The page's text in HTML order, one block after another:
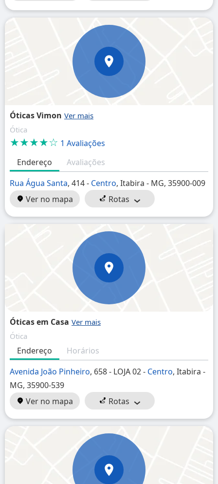
Óticas Vimon
Ótica
★★★★☆ 1 Avaliações
Endereço
Avaliações
Rua Água Santa, 414 - Centro, Itabira - MG, 35900-009
Ver no mapa
Rotas
Óticas em Casa
Ótica
Endereço
Horários
Avenida João Pinheiro, 658 - LOJA 02 - Centro, Itabira -
MG, 35900-539
Ver no mapa
Rotas